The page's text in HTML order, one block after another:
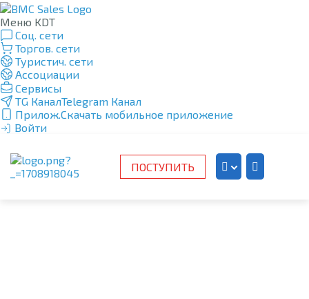
Меню KDT
Соц. сети
Торгов. сети
Туристич. сети
Ассоциации
Сервисы
TG КаналTelegram Канал
Прилож.Скачать мобильное приложение
Войти
ПОСТУПИТЬ